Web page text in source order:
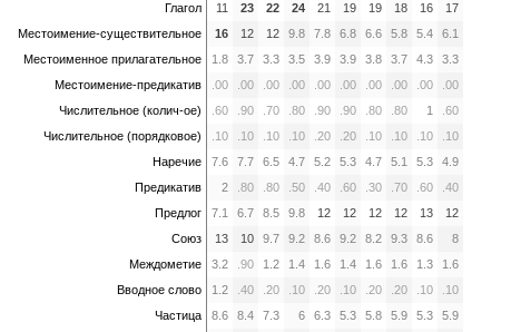
Глагол
11 23 22 24 21 19 19 18 16
17
Местоимение-существительное
16 12 12 9.8 7.8 6.8 6.6 5.8 5.4
6.1
Местоименное прилагательное
1.8 3.7 3.3 3.5 3.9 3.9 3.8 3.7 4.3
3.3
Местоимение-предикатив
.00 .00 .00 .00 .00 .00 .00 .00 .00
.00
Числительное (колич-ое)
.60 .90 .70 .80 .90 .90 .80 .80 1
.60
Числительное (порядковое)
.10 .10 .10 .10 .20 .20 .10 .10 .10
.10
Наречие
7.6 7.7 6.5 4.7 5.2 5.3 4.7 5.1 5.3
4.9
Предикатив
2 .80 .80 .50 .40 .60 .30 .70 .60
.40
Предлог
7.1 6.7 8.5 9.8 12 12 12 12 13
12
Союз
13 10 9.7 9.2 8.6 9.2 8.2 9.3 8.6
8
Междометие
3.2 .90 1.2 1.4 1.6 1.4 1.6 1.6 1.3
1.6
Вводное слово
1.2 .40 .20 .10 .20 .10 .20 .20 .10
.10
Частица
8.6 8.4 7.3 6 6.3 5.3 5.8 5.9 5.3 5.9